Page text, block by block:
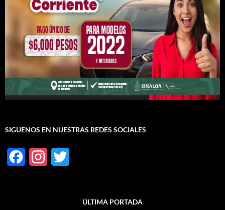
SIGUENOS EN NUESTRAS REDES SOCIALES
ÚLTIMA PORTADA